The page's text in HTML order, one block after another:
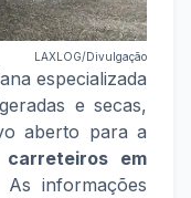
LAXLOG/Divulgação
especializada
e secas,
aberto para a
em
As informações